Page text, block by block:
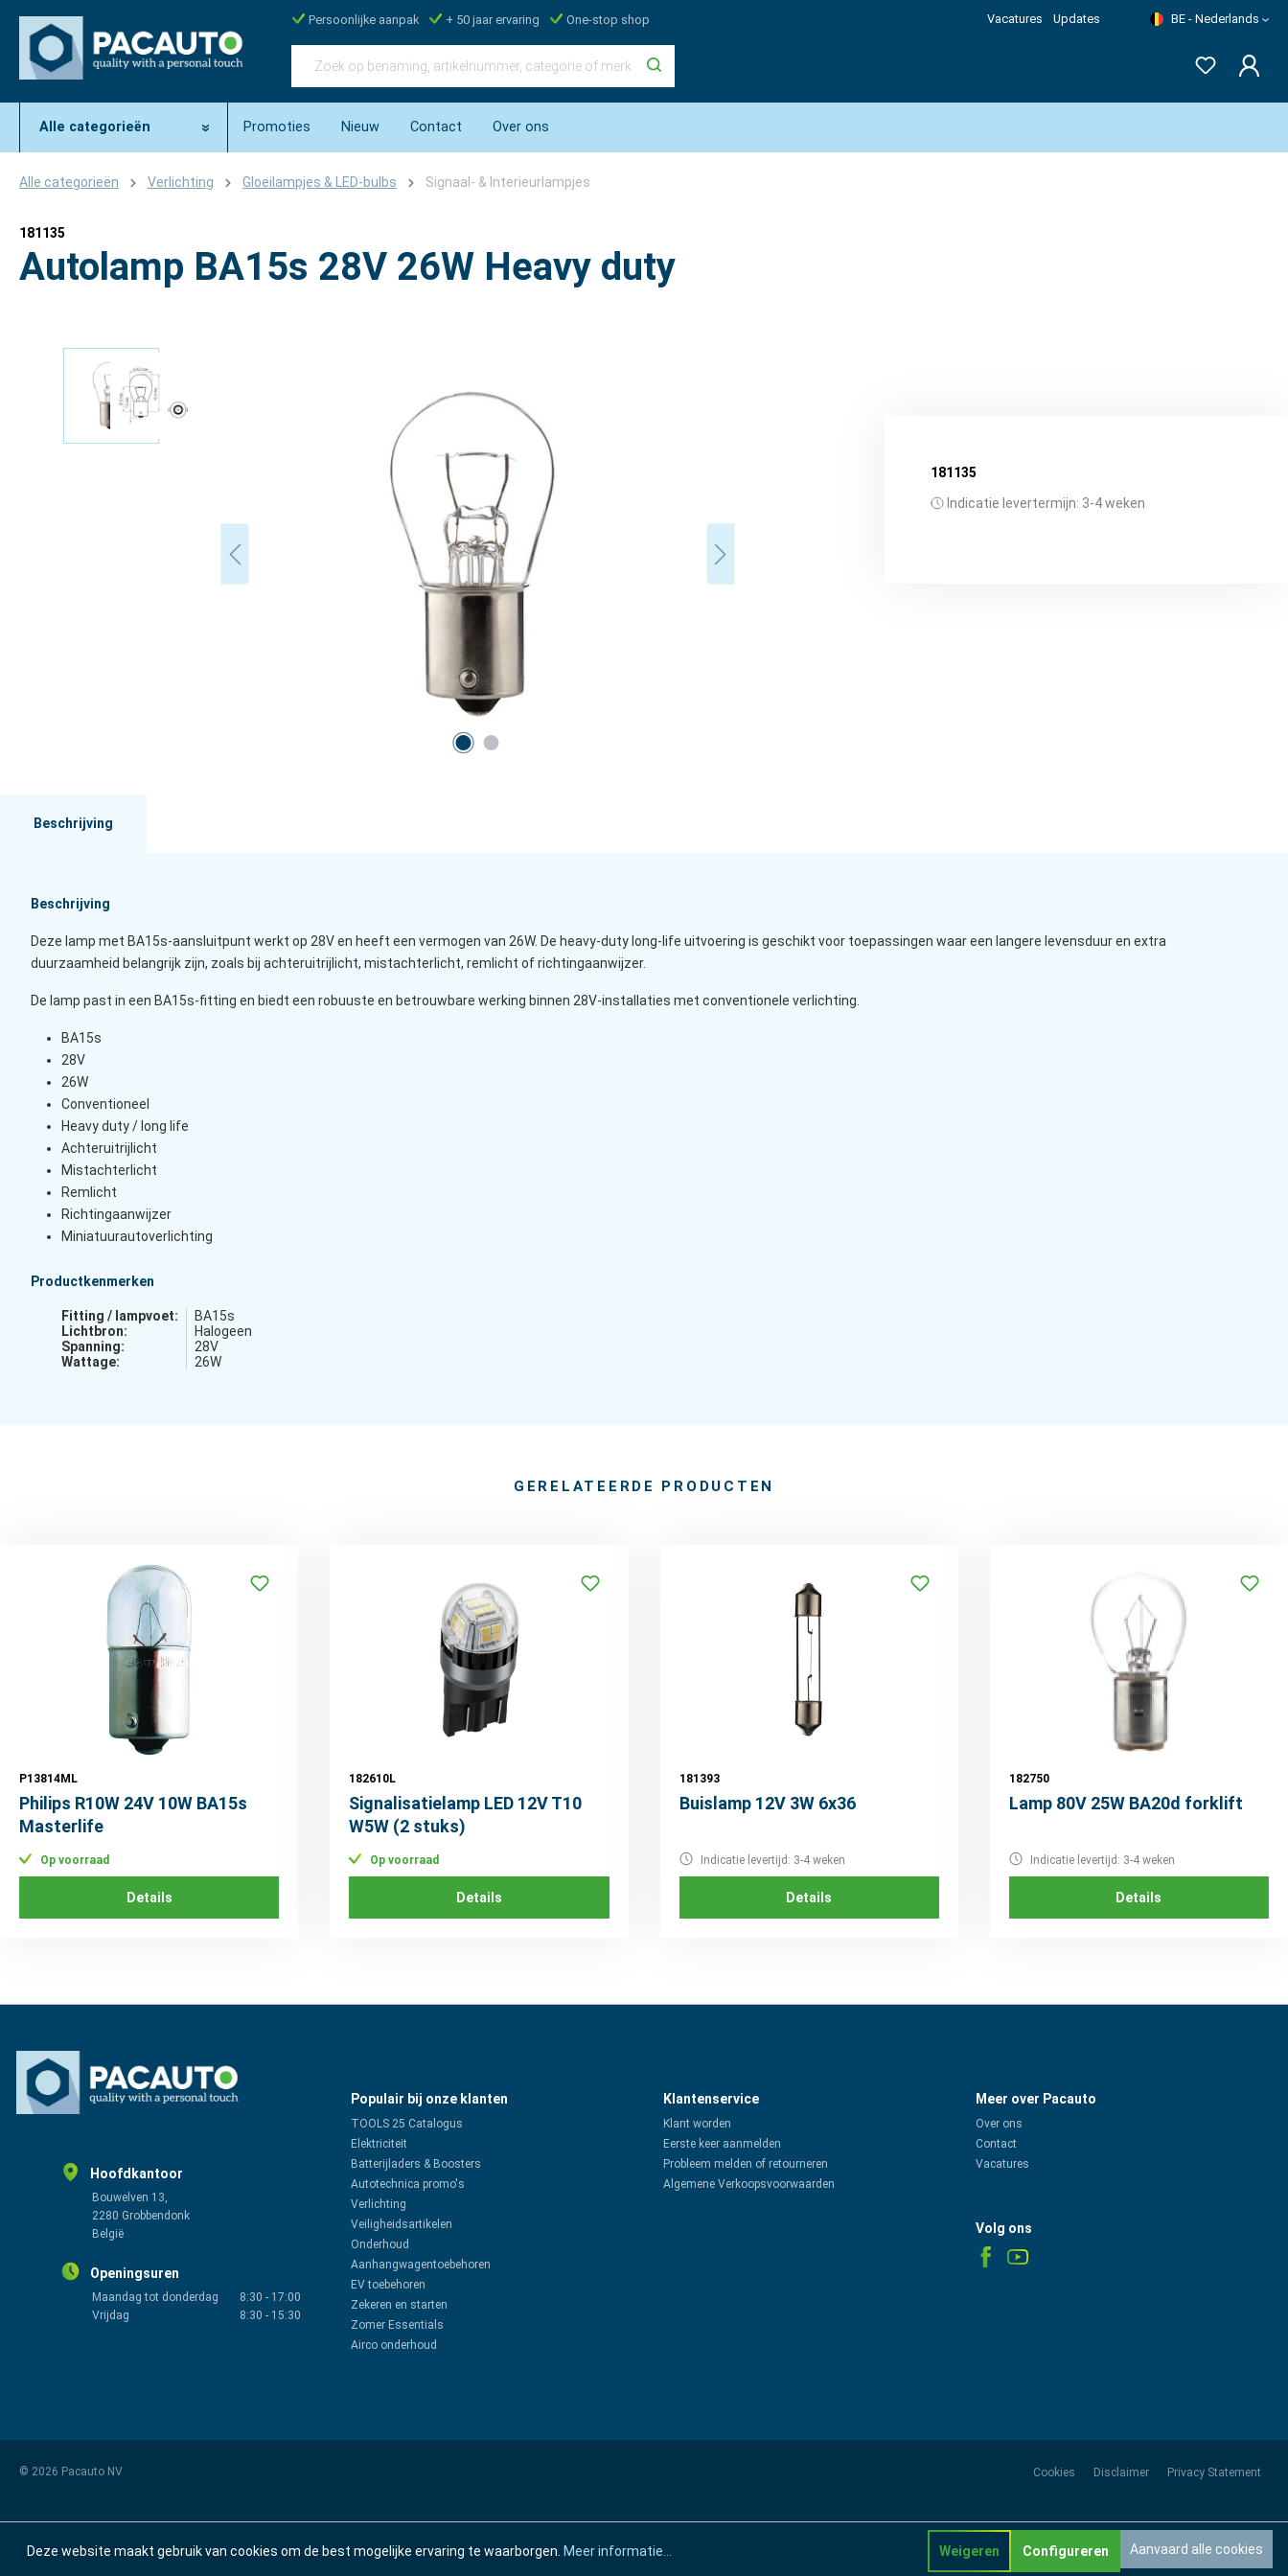
Persoonlijke aanpak + 50 jaar ervaring One-stop shop Vacatures Updates BE - Nederlands
Alle categorieën Promoties Nieuw Contact Over ons
Alle categorieën Verlichting Gloeilampjes & LED-bulbs Signaal- & Interieurlampjes
181135
Autolamp BA15s 28V 26W Heavy duty
Afbeeldingengalerij overslaan
181135
Indicatie levertermijn: 3-4 weken
Beschrijving
Beschrijving
Deze lamp met BA15s-aansluitpunt werkt op 28V en heeft een vermogen van 26W. De heavy-duty long-life uitvoering is geschikt voor toepassingen waar een langere levensduur en extra
duurzaamheid belangrijk zijn, zoals bij achteruitrijlicht, mistachterlicht, remlicht of richtingaanwijzer.
De lamp past in een BA15s-fitting en biedt een robuuste en betrouwbare werking binnen 28V-installaties met conventionele verlichting.
BA15s
28V
26W
Conventioneel
Heavy duty / long life
Achteruitrijlicht
Mistachterlicht
Remlicht
Richtingaanwijzer
Miniatuurautoverlichting
Productkenmerken
Fitting / lampvoet:
BA15s
Lichtbron:
Halogeen
Spanning:
28V
Wattage:
26W
GERELATEERDE PRODUCTEN
P13814ML
Philips R10W 24V 10W BA15s
Masterlife
Op voorraad
Details
182610L
Signalisatielamp LED 12V T10
W5W (2 stuks)
Op voorraad
Details
181393
Buislamp 12V 3W 6x36
Indicatie levertijd: 3-4 weken
Details
182750
Lamp 80V 25W BA20d forklift
Indicatie levertijd: 3-4 weken
Details
Hoofdkantoor
Bouwelven 13,
2280 Grobbendonk
België
Openingsuren
Maandag tot donderdag 8:30 - 17:00
Vrijdag
8:30 - 15:30
Populair bij onze klanten
TOOLS 25 Catalogus
Elektriciteit
Batterijladers & Boosters
Autotechnica promo's
Verlichting
Veiligheidsartikelen
Onderhoud
Aanhangwagentoebehoren
EV toebehoren
Zekeren en starten
Zomer Essentials
Airco onderhoud
Klantenservice
Klant worden
Eerste keer aanmelden
Probleem melden of retourneren
Algemene Verkoopsvoorwaarden
Meer over Pacauto
Over ons
Contact
Vacatures
Volg ons
© 2026 Pacauto NV Cookies Disclaimer Privacy Statement
Deze website maakt gebruik van cookies om de best mogelijke ervaring te waarborgen. Meer informatie... Weigeren Configureren Aanvaard alle cookies